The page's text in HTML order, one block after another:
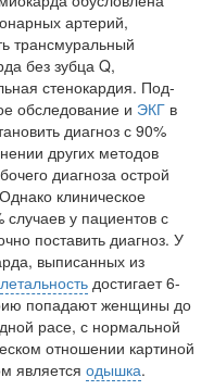
внесен в
на
Суть его
в
одного из
в
палате
лечения...
артерий,
трансмуральный
без зубца Q,
стенокардия. Под­
обследо­вание и ЭКГ в
диагноз с 90%
других методов
диагноза острой
клиническое
у пациентов с
поставить диа­гноз. У
выписанных из
летальность достигает 6-
попадают женщины до
расе, с нормальной
отношении картиной
является одышка.